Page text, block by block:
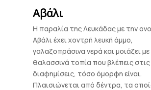
Αβάλι
Η παραλία της Λευκάδας με την
Αβάλι έχει χοντρή λευκή άμμο,
γαλαζοπράσινα νερά και μοιάζει
θαλασσινά τοπία που βλέπεις στις
διαφημίσεις, τόσο όμορφη είναι.
Πλαισιώνεται από δέντρα, τα